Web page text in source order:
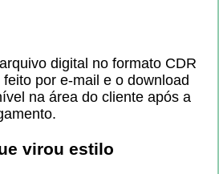
digital no formato CDR
por e-mail e o download
na área do cliente após a
virou estilo